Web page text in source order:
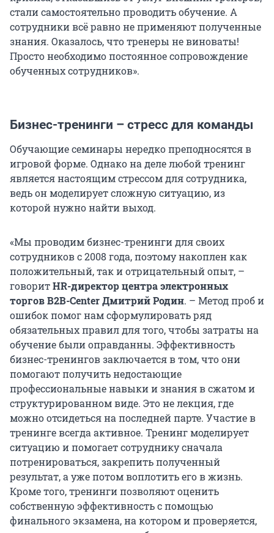
стали самостоятельно проводить обучение. А
сотрудники всё равно не применяют полученные
знания. Оказалось, что тренеры не виноваты!
Просто необходимо постоянное сопровождение
обученных сотрудников».
Бизнес-тренинги – стресс для команды
Обучающие семинары нередко преподносятся в
игровой форме. Однако на деле любой тренинг
является настоящим стрессом для сотрудника,
ведь он моделирует сложную ситуацию, из
которой нужно найти выход.
«Мы проводим бизнес-тренинги для своих
сотрудников с 2008 года, поэтому накоплен как
положительный, так и отрицательный опыт, –
говоритHR-директор центра электронных
торгов B2B-Center Дмитрий Родин. – Метод проб и
ошибок помог нам сформулировать ряд
обязательных правил для того, чтобы затраты на
обучение были оправданны. Эффективность
бизнес-тренингов заключается в том, что они
помогают получить недостающие
профессиональные навыки и знания в сжатом и
структурированном виде. Это не лекция, где
можно отсидеться на последней парте. Участие в
тренинге всегда активное. Тренинг моделирует
ситуацию и помогает сотруднику сначала
потренироваться, закрепить полученный
результат, а уже потом воплотить его в жизнь.
Кроме того, тренинги позволяют оценить
собственную эффективность с помощью
финального экзамена, на котором и проверяется,